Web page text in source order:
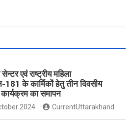
एवं राष्ट्रीय महिला
181 के कार्मिकों हेतु तीन दिवसीय
कार्यक्रम का समापन
2024 CurrentUttarakhand